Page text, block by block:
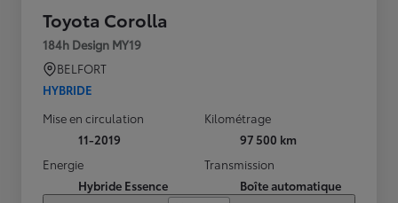
Toyota Corolla
184h Design MY19
BELFORT
HYBRIDE
Mise en circulation
11-2019
Kilométrage
97 500 km
Energie
Hybride Essence
Transmission
Boîte automatique